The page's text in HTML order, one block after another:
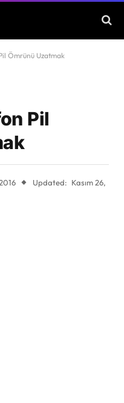
Ömrünü Uzatmak
Pil
Updated: Kasım 26,